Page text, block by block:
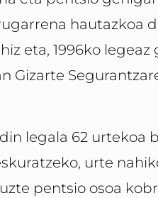
hautazkoa
eta, 1996ko legeaz
Gizarte
legala 62 urtekoa
urte
pentsio osoa